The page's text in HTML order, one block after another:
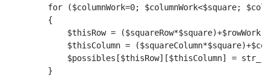
for ($columnWork=0; $columnWork<$square;
{
$thisRow = ($squareRow*$square)+$rowWork; //
$thisColumn =
$possibles[$thisRow][$thisColumn] =
}